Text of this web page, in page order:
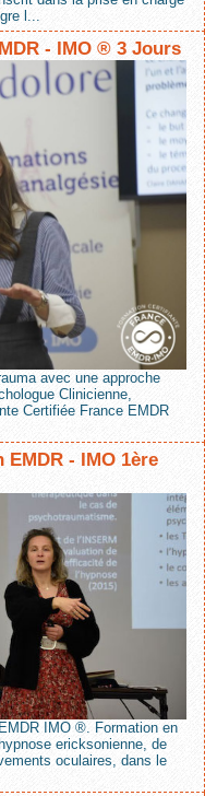
l...
- IMO ® 3 Jours
avec une approche
Clinicienne,
Certifiée France EMDR
- IMO 1ère
IMO ®. Formation en
ericksonienne, de
oculaires, dans le